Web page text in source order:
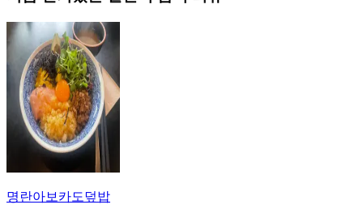
명란아보카도덮밥